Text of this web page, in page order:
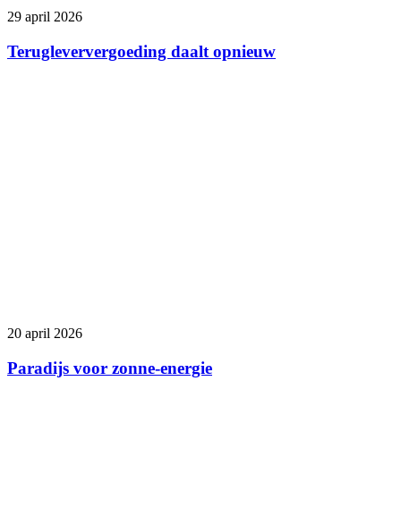
29 april 2026
Terugleververgoeding daalt opnieuw
20 april 2026
Paradijs voor zonne-energie